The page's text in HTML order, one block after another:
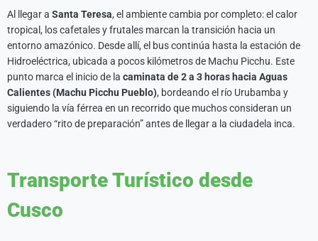
Al llegar a Santa Teresa, el ambiente cambia por completo: el calor
tropical, los cafetales y frutales marcan la transición hacia un
entorno amazónico. Desde allí, el bus continúa hasta la estación de
Hidroeléctrica, ubicada a pocos kilómetros de Machu Picchu. Este
punto marca el inicio de la caminata de 2 a 3 horas hacia Aguas
Calientes (Machu Picchu Pueblo), bordeando el río Urubamba y
siguiendo la vía férrea en un recorrido que muchos consideran un
verdadero “rito de preparación” antes de llegar a la ciudadela inca.
Transporte Turístico desde
Cusco